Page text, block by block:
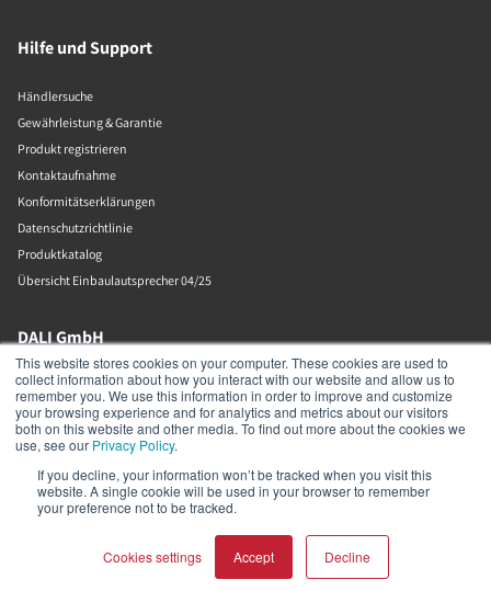
This website stores cookies on your computer. These cookies are used to
collect information about how you interact with our website and allow us to
remember you. We use this information in order to improve and customize
your browsing experience and for analytics and metrics about our visitors
both on this website and other media. To find out more about the cookies we
use, see our Privacy Policy.
If you decline, your information won’t be tracked when you visit this
website. A single cookie will be used in your browser to remember
your preference not to be tracked.
Cookies settings Accept Decline
Hilfe und Support
Händlersuche
Gewährleistung & Garantie
Produkt registrieren
Kontaktaufnahme
Konformitätserklärungen
Datenschutzrichtlinie
Produktkatalog
Übersicht Einbaulautsprecher 04/25
DALI GmbH
Berliner Ring 89
Bensheim
64625
Deutschland
06251-8079010